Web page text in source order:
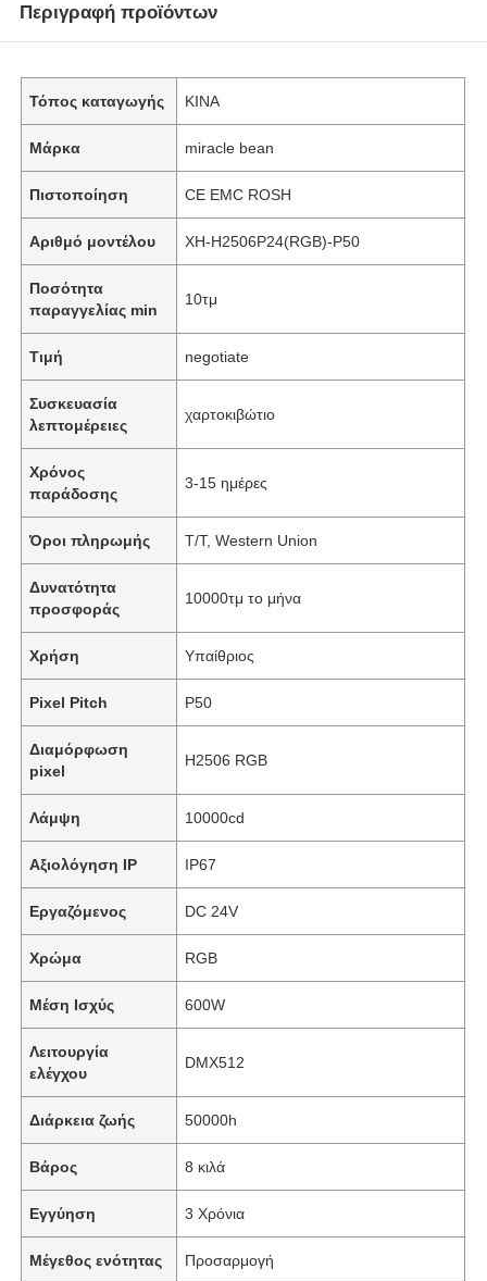
Περιγραφή προϊόντων
Τόπος καταγωγής ΚΙΝΑ
Μάρκα miracle bean
Πιστοποίηση CE EMC ROSH
Αριθμό μοντέλου XH-H2506P24(RGB)-P50
Ποσότητα
παραγγελίας min
10τμ
Τιμή negotiate
Συσκευασία
λεπτομέρειες
χαρτοκιβώτιο
Χρόνος
παράδοσης
3-15 ημέρες
Όροι πληρωμής T/T, Western Union
Δυνατότητα
προσφοράς
10000τμ το μήνα
Χρήση Υπαίθριος
Pixel Pitch Ρ50
Διαμόρφωση
pixel
H2506 RGB
Λάμψη 10000cd
Αξιολόγηση IP IP67
Εργαζόμενος DC 24V
Χρώμα RGB
Μέση Ισχύς 600W
Λειτουργία
ελέγχου
DMX512
Διάρκεια ζωής 50000h
Βάρος 8 κιλά
Εγγύηση 3 Χρόνια
Μέγεθος ενότητας Προσαρμογή